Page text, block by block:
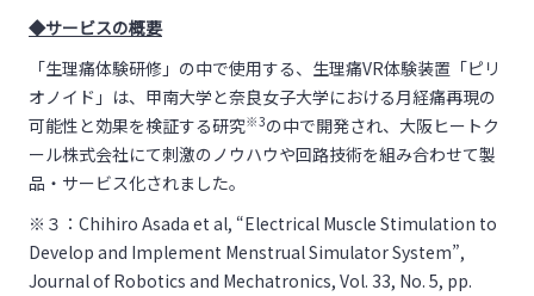
◆サービスの概要
「生理痛体験研修」の中で使用する、生理痛VR体験装置「ピリ
オノイド」は、甲南大学と奈良女子大学における月経痛再現の
可能性と効果を検証する研究※3の中で開発され、大阪ヒートク
ール株式会社にて刺激のノウハウや回路技術を組み合わせて製
品・サービス化されました。
※３：Chihiro Asada et al, “Electrical Muscle Stimulation to
Develop and Implement Menstrual Simulator System”,
Journal of Robotics and Mechatronics, Vol. 33, No. 5, pp.